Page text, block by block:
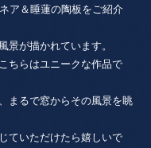
ア＆睡蓮の陶板をご紹介
景が描かれています。
ちらはユニークな作品で
まるで窓からその風景を眺
ていただけたら嬉しいで